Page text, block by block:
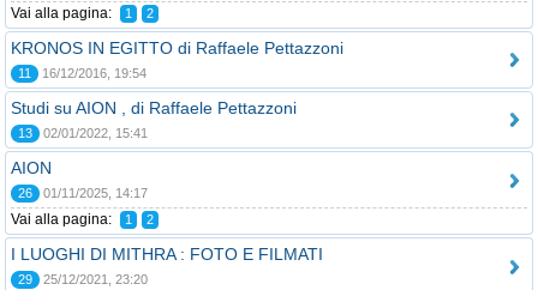
Vai alla pagina: 1 2
KRONOS IN EGITTO di Raffaele Pettazzoni
11 16/12/2016, 19:54
Studi su AION , di Raffaele Pettazzoni
13 02/01/2022, 15:41
AION
26 01/11/2025, 14:17
Vai alla pagina: 1 2
I LUOGHI DI MITHRA : FOTO E FILMATI
29 25/12/2021, 23:20